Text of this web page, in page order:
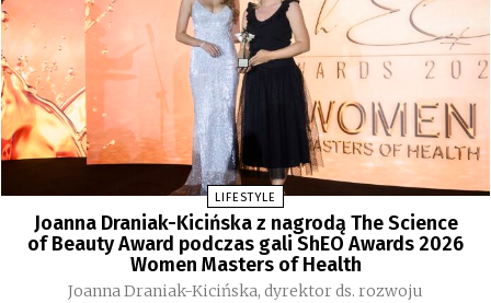
LIFESTYLE
Joanna Draniak-Kicińska z nagrodą The Science
of Beauty Award podczas gali ShEO Awards 2026
Women Masters of Health
Joanna Draniak-Kicińska, dyrektor ds. rozwoju